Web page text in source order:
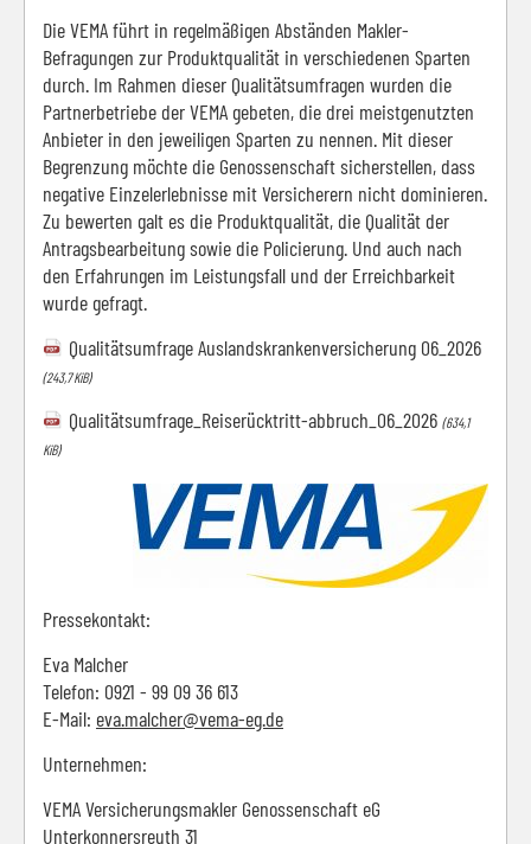
Die VEMA führt in regelmäßigen Abständen Makler-
Befragungen zur Produktqualität in verschiedenen Sparten
durch. Im Rahmen dieser Qualitätsumfragen wurden die
Partnerbetriebe der VEMA gebeten, die drei meistgenutzten
Anbieter in den jeweiligen Sparten zu nennen. Mit dieser
Begrenzung möchte die Genossenschaft sicherstellen, dass
negative Einzelerlebnisse mit Versicherern nicht dominieren.
Zu bewerten galt es die Produktqualität, die Qualität der
Antragsbearbeitung sowie die Policierung. Und auch nach
den Erfahrungen im Leistungsfall und der Erreichbarkeit
wurde gefragt.
Qualitätsumfrage Auslandskrankenversicherung 06_2026
(243,7 KiB)
Qualitätsumfrage_Reiserücktritt-abbruch_06_2026 (634,1
KiB)
Pressekontakt:
Eva Malcher
Telefon: 0921 - 99 09 36 613
E-Mail: eva.malcher@vema-eg.de
Unternehmen:
VEMA Versicherungsmakler Genossenschaft eG
Unterkonnersreuth 31